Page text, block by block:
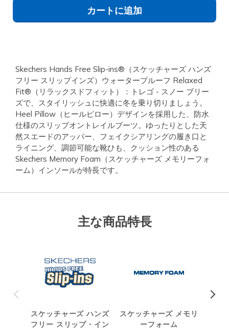
カートに追加
Skechers Hands Free Slip-ins®（スケッチャーズ ハンズ
フリー スリップインズ）ウォータープルーフ Relaxed
Fit®（リラックスドフィット）：トレゴ - スノー ブリー
ズで、スタイリッシュに快適に冬を乗り切りましょう。
Heel Pillow（ヒールピロー）デザインを採用した、防水
仕様のスリップオントレイルブーツ。ゆったりとした天
然スエードのアッパー、フェイクシアリングの履き口と
ライニング、調節可能な靴ひも、クッション性のある
Skechers Memory Foam（スケッチャーズ メモリーフォ
ーム）インソールが特長です。
主な商品特長
スケッチャーズ ハンズ
フリー スリップ・イン
スケッチャーズ メモリ
ーフォーム